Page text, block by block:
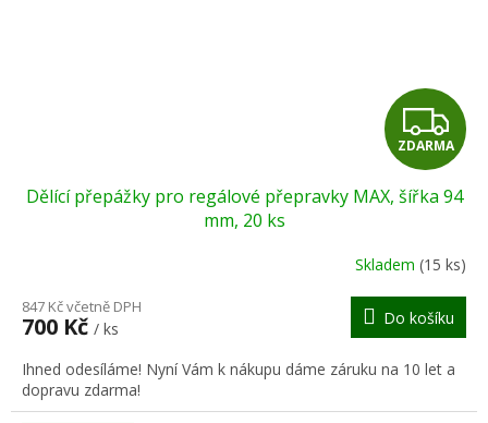
Z
D
A
R
M
A
ZDARMA
Dělící přepážky pro regálové přepravky MAX, šířka 94
mm, 20 ks
Skladem (15 ks)
847 Kč včetně DPH
700 Kč / ks
Do košíku
Ihned odesíláme! Nyní Vám k nákupu dáme záruku na 10 let a
dopravu zdarma!